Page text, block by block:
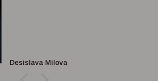
Desislava Milova